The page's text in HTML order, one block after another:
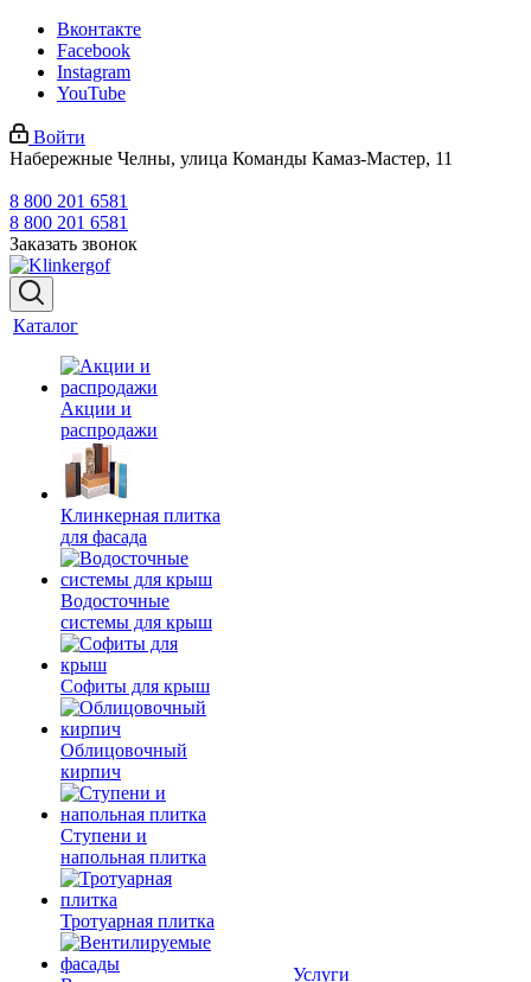
Вконтакте
Facebook
Instagram
YouTube
Войти
Набережные Челны, улица Команды Камаз-Мастер, 11
8 800 201 6581
8 800 201 6581
Заказать звонок
Каталог
Акции и
распродажи
Клинкерная плитка
для фасада
Водосточные
системы для крыш
Софиты для крыш
Облицовочный
кирпич
Ступени и
напольная плитка
Тротуарная плитка
Услуги